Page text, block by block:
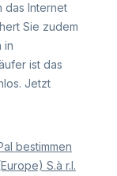
das Internet
Sie zudem
in
ist das
Jetzt
bestimmen
S.à r.l.